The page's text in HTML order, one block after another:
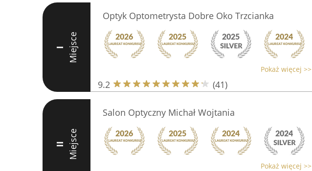
I Miejsce
Optyk Optometrysta Dobre Oko Trzcianka
Pokaż więcej >>
9.2 (41)
II Miejsce
Salon Optyczny Michał Wojtania
Pokaż więcej >>